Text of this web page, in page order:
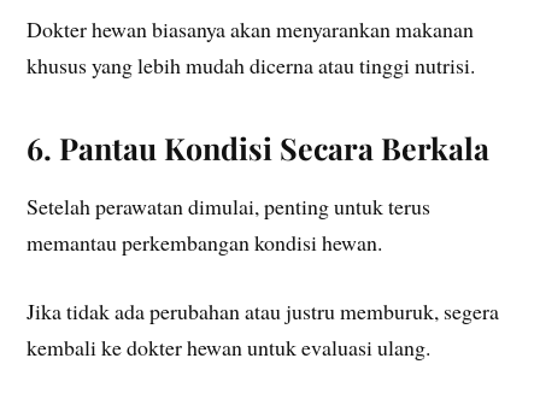
Dokter hewan biasanya akan menyarankan makanan
khusus yang lebih mudah dicerna atau tinggi nutrisi.
6. Pantau Kondisi Secara Berkala
Setelah perawatan dimulai, penting untuk terus
memantau perkembangan kondisi hewan.
Jika tidak ada perubahan atau justru memburuk, segera
kembali ke dokter hewan untuk evaluasi ulang.